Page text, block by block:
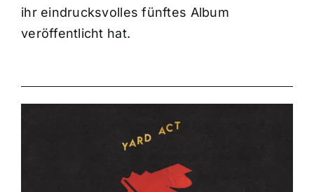
ihr eindrucksvolles fünftes Album
veröffentlicht hat.